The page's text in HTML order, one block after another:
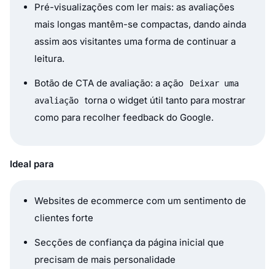
Pré-visualizações com ler mais: as avaliações
mais longas mantêm-se compactas, dando ainda
assim aos visitantes uma forma de continuar a
leitura.
Botão de CTA de avaliação: a ação
Deixar uma
avaliação
torna o widget útil tanto para mostrar
como para recolher feedback do Google.
Ideal para
Websites de ecommerce com um sentimento de
clientes forte
Secções de confiança da página inicial que
precisam de mais personalidade